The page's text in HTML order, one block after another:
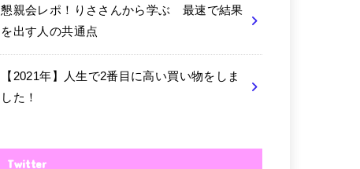
懇親会レポ！りささんから学ぶ 最速で結果
を出す人の共通点
【2021年】人生で2番目に高い買い物をしま
した！
Twitter